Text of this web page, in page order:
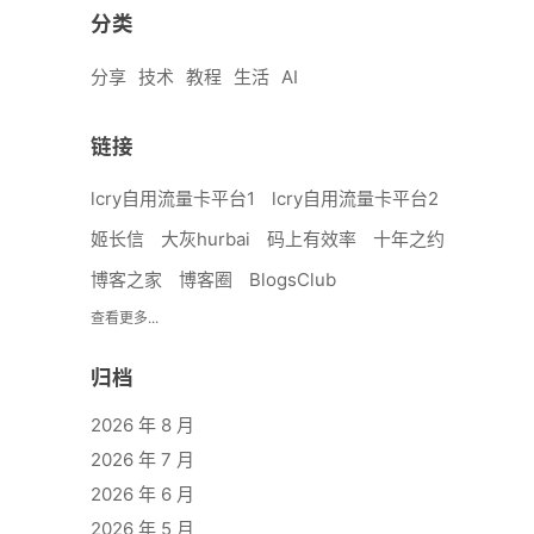
分类
分享 技术 教程 生活 AI
链接
lcry自用流量卡平台1
lcry自用流量卡平台2
姬长信
大灰hurbai 码上有效率
十年之约
博客之家
博客圈 BlogsClub
查看更多...
归档
2026 年 8 月
2026 年 7 月
2026 年 6 月
2026 年 5 月